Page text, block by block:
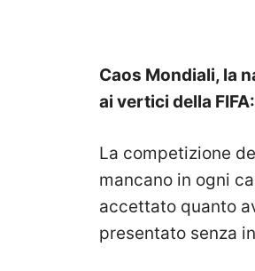
Caos Mondiali, la
ai vertici della
La competizione
mancano in ogni
accettato quanto
presentato senza